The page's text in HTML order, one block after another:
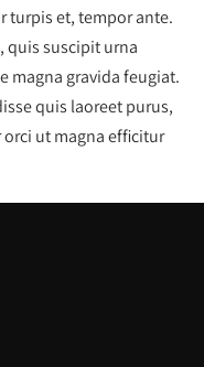
turpis et, tempor ante.
quis suscipit urna
magna gravida feugiat.
quis laoreet purus,
ut magna efficitur